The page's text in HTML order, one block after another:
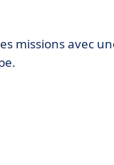
missions avec